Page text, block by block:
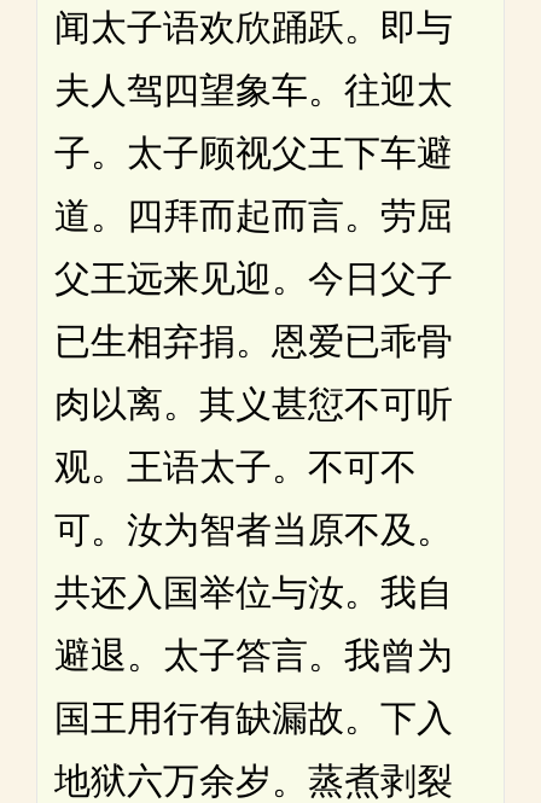
闻太子语欢欣踊跃。即与
夫人驾四望象车。往迎太
子。太子顾视父王下车避
道。四拜而起而言。劳屈
父王远来见迎。今日父子
已生相弃捐。恩爱已乖骨
肉以离。其义甚愆不可听
观。王语太子。不可不
可。汝为智者当原不及。
共还入国举位与汝。我自
避退。太子答言。我曾为
国王用行有缺漏故。下入
地狱六万余岁。蒸煮剥裂